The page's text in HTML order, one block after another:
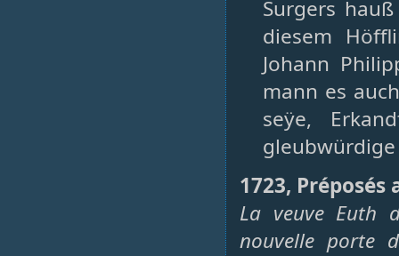
Surgers
diesem
Johann
mann es
seÿe,
1723,
La veuve Euth
nouvelle porte